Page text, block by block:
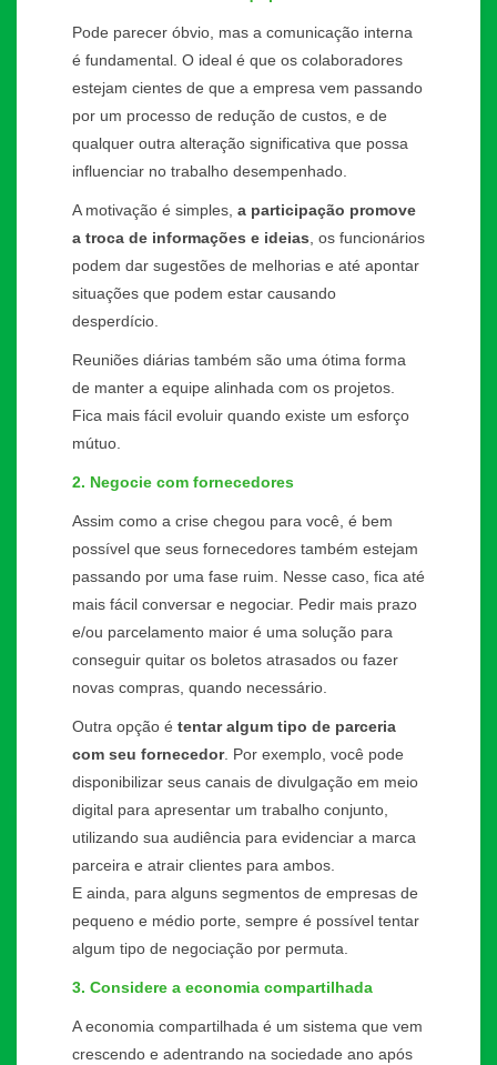
Pode parecer óbvio, mas a comunicação interna
é fundamental. O ideal é que os colaboradores
estejam cientes de que a empresa vem passando
por um processo de redução de custos, e de
qualquer outra alteração significativa que possa
influenciar no trabalho desempenhado.
A motivação é simples, a participação promove
a troca de informações e ideias , os funcionários
podem dar sugestões de melhorias e até apontar
situações que podem estar causando
desperdício.
Reuniões diárias também são uma ótima forma
de manter a equipe alinhada com os projetos.
Fica mais fácil evoluir quando existe um esforço
mútuo.
2. Negocie com fornecedores
Assim como a crise chegou para você, é bem
possível que seus fornecedores também estejam
passando por uma fase ruim. Nesse caso, fica até
mais fácil conversar e negociar. Pedir mais prazo
e/ou parcelamento maior é uma solução para
conseguir quitar os boletos atrasados ou fazer
novas compras, quando necessário.
Outra opção é tentar algum tipo de parceria
com seu fornecedor. Por exemplo, você pode
disponibilizar seus canais de divulgação em meio
digital para apresentar um trabalho conjunto,
utilizando sua audiência para evidenciar a marca
parceira e atrair clientes para ambos.
E ainda, para alguns segmentos de empresas de
pequeno e médio porte, sempre é possível tentar
algum tipo de negociação por permuta.
3. Considere a economia compartilhada
A economia compartilhada é um sistema que vem
crescendo e adentrando na sociedade ano após